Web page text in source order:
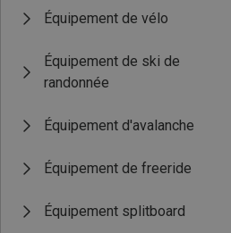
Équipement de vélo
Équipement de ski de
randonnée
Équipement d'avalanche
Équipement de freeride
Équipement splitboard